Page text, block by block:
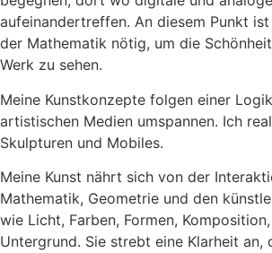
aufeinandertreffen. An diesem Punkt
der Mathematik nötig, um die
Werk zu sehen.
Meine Kunstkonzepte folgen einer
artistischen Medien umspannen. Ich
Skulpturen und Mobiles.
Meine Kunst nährt sich von der
Mathematik, Geometrie und den
wie Licht, Farben, Formen,
Untergrund. Sie strebt eine Klarheit an,